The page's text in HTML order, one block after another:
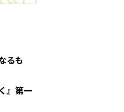
るも
』第一